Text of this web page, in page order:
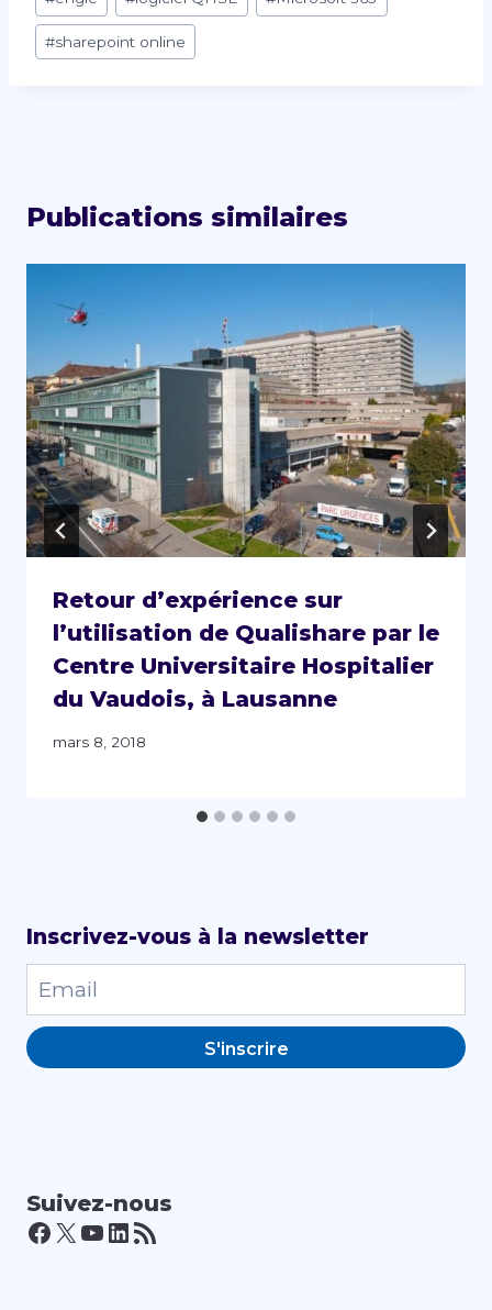
de
la
#sharepoint online
Publications similaires
Retour d’expérience sur
l’utilisation de Qualishare par le
Centre Universitaire Hospitalier
du Vaudois, à Lausanne
mars 8, 2018
Inscrivez-vous à la newsletter
S'inscrire
Suivez-nous
Facebook
X YouTube
LinkedIn
Flux RSS